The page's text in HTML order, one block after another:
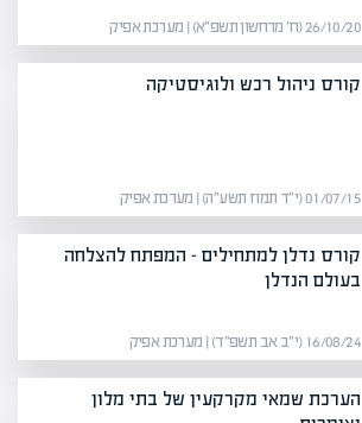
26/10/20 (ח׳ מרחשון תשפ״א) | מערכת אפיק
קורס ניהול רכש ולוגיסטיקה
01/07/15 (י״ד תמוז תשע״ה) | מערכת אפיק
קורס נדלן למתחילים – המפתח להצלחה
בעולם הנדלן
16/08/24 (י״ב אב תשפ״ד) | מערכת אפיק
הערכת שמאי מקרקעין של בתי מלון